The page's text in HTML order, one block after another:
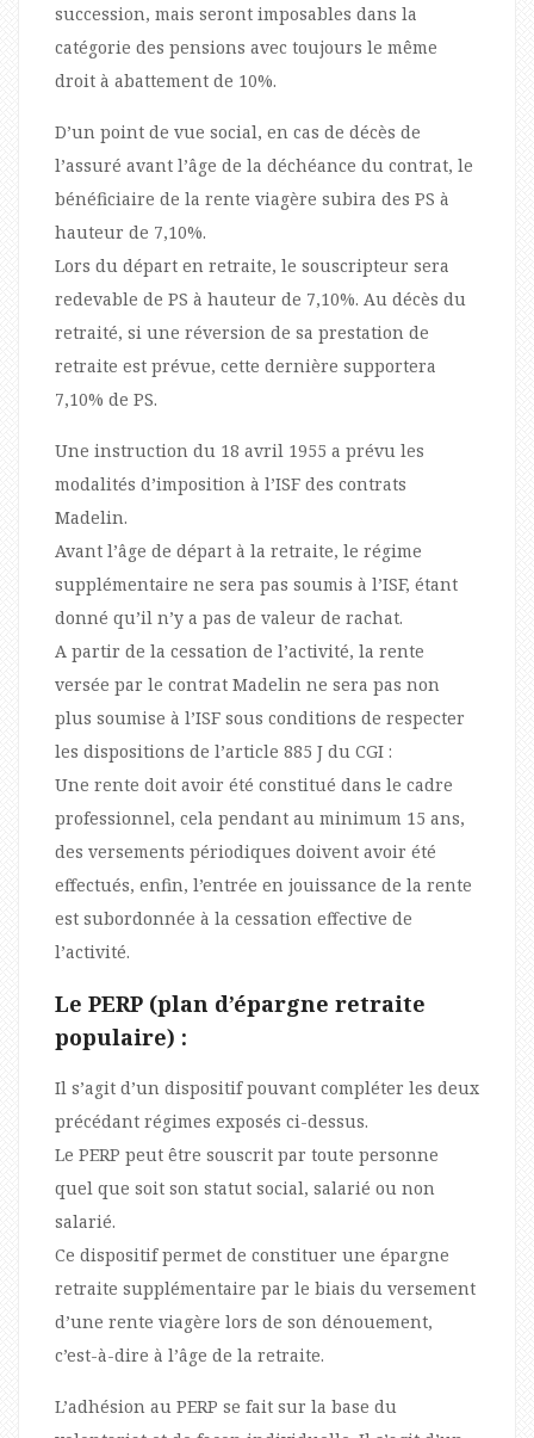
succession, mais seront imposables dans la
catégorie des pensions avec toujours le même
droit à abattement de 10%.
D’un point de vue social, en cas de décès de
l’assuré avant l’âge de la déchéance du contrat, le
bénéficiaire de la rente viagère subira des PS à
hauteur de 7,10%.
Lors du départ en retraite, le souscripteur sera
redevable de PS à hauteur de 7,10%. Au décès du
retraité, si une réversion de sa prestation de
retraite est prévue, cette dernière supportera
7,10% de PS.
Une instruction du 18 avril 1955 a prévu les
modalités d’imposition à l’ISF des contrats
Madelin.
Avant l’âge de départ à la retraite, le régime
supplémentaire ne sera pas soumis à l’ISF, étant
donné qu’il n’y a pas de valeur de rachat.
A partir de la cessation de l’activité, la rente
versée par le contrat Madelin ne sera pas non
plus soumise à l’ISF sous conditions de respecter
les dispositions de l’article 885 J du CGI :
Une rente doit avoir été constitué dans le cadre
professionnel, cela pendant au minimum 15 ans,
des versements périodiques doivent avoir été
effectués, enfin, l’entrée en jouissance de la rente
est subordonnée à la cessation effective de
l’activité.
Le PERP (plan d’épargne retraite
populaire) :
Il s’agit d’un dispositif pouvant compléter les deux
précédant régimes exposés ci-dessus.
Le PERP peut être souscrit par toute personne
quel que soit son statut social, salarié ou non
salarié.
Ce dispositif permet de constituer une épargne
retraite supplémentaire par le biais du versement
d’une rente viagère lors de son dénouement,
c’est-à-dire à l’âge de la retraite.
L’adhésion au PERP se fait sur la base du